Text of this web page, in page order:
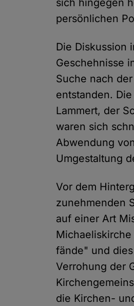
sich hingegen
persönlichen
Die Diskussion
Geschehnisse
Suche nach
entstanden. Die
Lammert, der
waren sich
Abwendung
Umgestaltung
Vor dem
zunehmenden
auf einer Art
fände" und dies
Verrohung der
die Kirchen-